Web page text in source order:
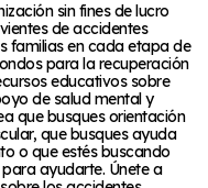
sin fines de lucro
de accidentes
familias en cada etapa de
para la recuperación
educativos sobre
de salud mental y
que busques orientación
que busques ayuda
o que estés buscando
ayudarte. Únete a